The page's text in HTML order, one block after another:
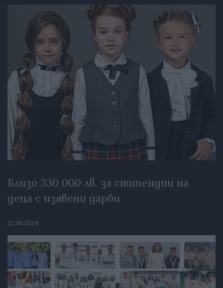
Близо 330 000 лв. за стипендии на
деца с изявени дарби
22.06.2024